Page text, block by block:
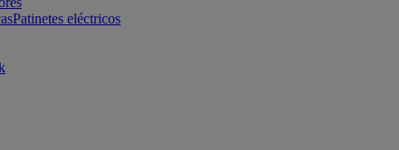
Patinetes eléctricos